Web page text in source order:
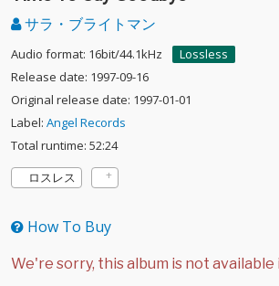
サラ・ブライトマン
Audio format: 16bit/44.1kHz
Lossless
Release date: 1997-09-16
Original release date: 1997-01-01
Label: Angel Records
Total runtime: 52:24
ロスレス
How To Buy